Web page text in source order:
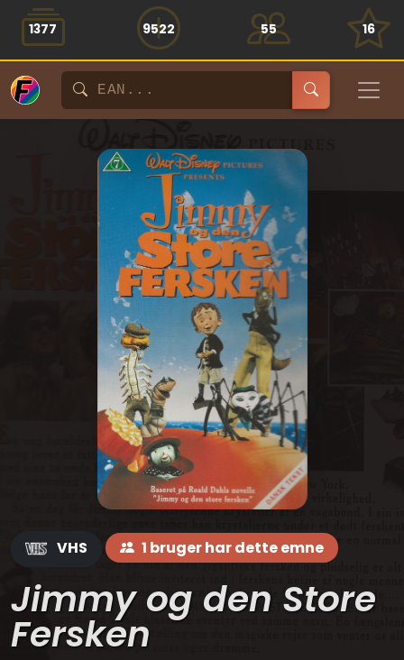
1377 9522 55 16
VHS 1 bruger har dette emne
Jimmy og den Store
Fersken